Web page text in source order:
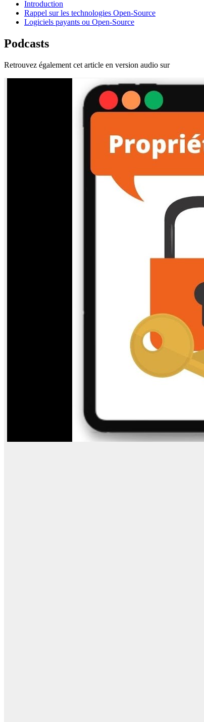
Introduction
Rappel sur les technologies Open-Source
Logiciels payants ou Open-Source
Podcasts
Retrouvez également cet article en version audio sur